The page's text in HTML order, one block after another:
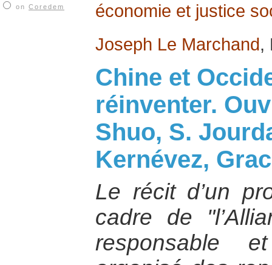
on Coredem
économie et justice
Joseph Le Marchand,
Chine et
réinventer.
Shuo, S.
Kernévez,
Le récit d’un
cadre de
responsable